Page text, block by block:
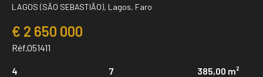
LAGOS (SÃO SEBASTIÃO), Lagos, Faro
€ 2 650 000
Réf.051411
4
7
385,00 m²